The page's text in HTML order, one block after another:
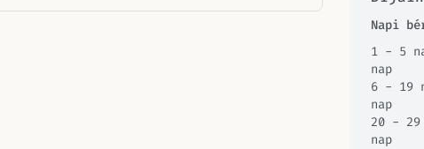
Napi
1 - 5
nap
6 - 19
nap
20 -
nap